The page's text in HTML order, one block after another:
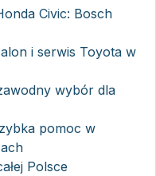
Civic: Bosch
i serwis Toyota w
wybór dla
pomoc w
Polsce